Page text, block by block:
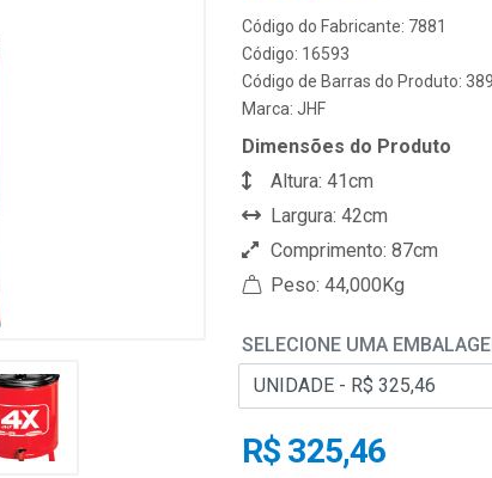
Código do Fabricante: 7881
Código: 16593
Código de Barras do Produto:
Marca: JHF
Dimensões do Produto
Altura: 41cm
Largura: 42cm
Comprimento: 87cm
Peso: 44,000Kg
SELECIONE UMA
R$ 325,46